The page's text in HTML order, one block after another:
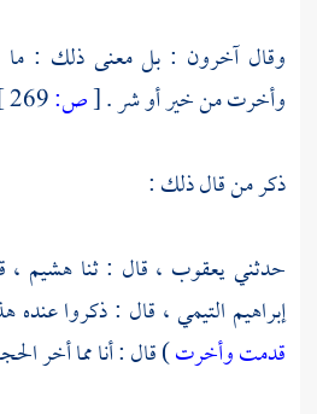
وقال آخرون : بل معنى ذلك :
وأخرت من خير أو شر .[ص:
ذكر من قال ذلك :
حدثنييعقوب ، قال : ثناهشيم ،
إبراهيم التيمي ، قال : ذكروا عنده
قدمت وأخرت) قال : أنا مما أخر